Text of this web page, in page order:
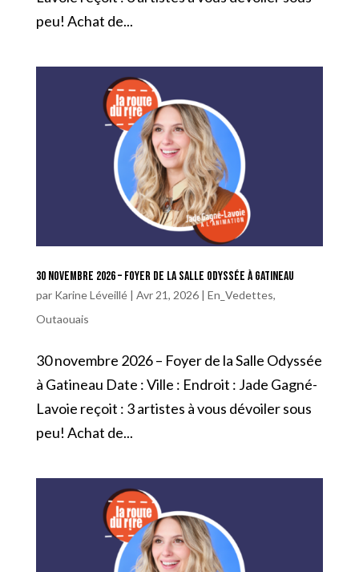
peu! Achat de...
30 novembre 2026 – Foyer de la Salle Odyssée à Gatineau
par Karine Léveillé| Avr 21, 2026| En_Vedettes,
Outaouais
30 novembre 2026 – Foyer de la Salle Odyssée
à Gatineau Date : Ville : Endroit : Jade Gagné-
Lavoie reçoit : 3 artistes à vous dévoiler sous
peu! Achat de...